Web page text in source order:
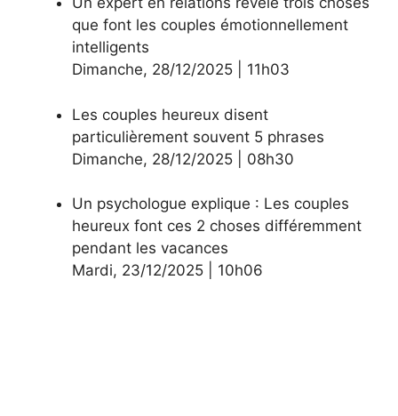
que font les couples émotionnellement
intelligents
Dimanche, 28/12/2025 11h03
Les couples heureux disent
particulièrement souvent 5 phrases
Dimanche, 28/12/2025 08h30
Un psychologue explique : Les couples
heureux font ces 2 choses différemment
pendant les vacances
Mardi, 23/12/2025 10h06